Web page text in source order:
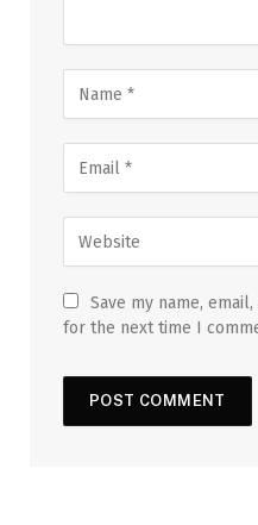
Save my name,
for the next time I